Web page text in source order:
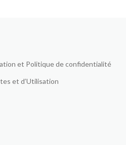
et Politique de confidentialité
et d’Utilisation